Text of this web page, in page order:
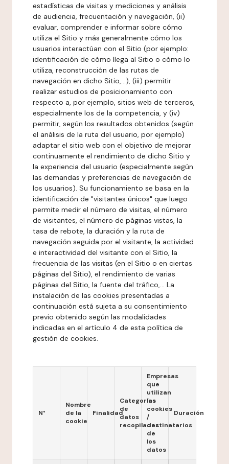
estadísticas de visitas y mediciones y análisis
de audiencia, frecuentación y navegación, (ii)
evaluar, comprender e informar sobre cómo
utiliza el Sitio y más generalmente cómo los
usuarios interactúan con el Sitio (por ejemplo:
identificación de cómo llega al Sitio o cómo lo
utiliza, reconstrucción de las rutas de
navegación en dicho Sitio,...), (iii) permitir
realizar estudios de posicionamiento con
respecto a, por ejemplo, sitios web de terceros,
especialmente los de la competencia, y (iv)
permitir, según los resultados obtenidos (según
el análisis de la ruta del usuario, por ejemplo)
adaptar el sitio web con el objetivo de mejorar
continuamente el rendimiento de dicho Sitio y
la experiencia del usuario (especialmente según
las demandas y preferencias de navegación de
los usuarios). Su funcionamiento se basa en la
identificación de "visitantes únicos" que luego
permite medir el número de visitas, el número
de visitantes, el número de páginas vistas, la
tasa de rebote, la duración y la ruta de
navegación seguida por el visitante, la actividad
e interactividad del visitante con el Sitio, la
frecuencia de las visitas (en el Sitio o en ciertas
páginas del Sitio), el rendimiento de varias
páginas del Sitio, la fuente del tráfico,... La
instalación de las cookies presentadas a
continuación está sujeta a su consentimiento
previo obtenido según las modalidades
indicadas en el artículo 4 de esta política de
gestión de cookies.
N°
Nombre
de la
cookie
Finalidad
Categorías
de
datos
recopilados
Empresas
que
utilizan
las
cookies
/
destinatarios
de
los
datos
Duración